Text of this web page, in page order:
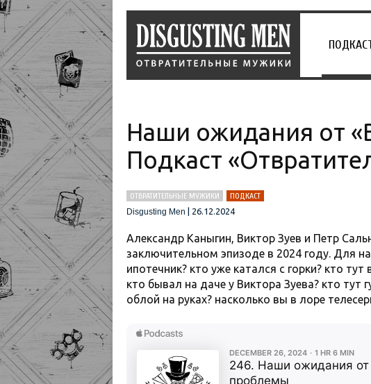
Наши ожидания от
Подкаст
ОТВРАТИТЕЛЬНЫЕ МУЖИКИ
ПОДКАСТ
Disgusting Men
26.12.2024
Александр Каныгин, Виктор Зуев и Петр
заключительном эпизоде в 2024 году. Для
ипотечник? кто уже катался с горки? кто
кто бывал на даче у Виктора Зуева? кто тут
облой на руках? насколько вы в лоре